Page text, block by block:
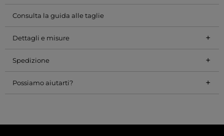
Consulta la guida alle taglie
Dettagli e misure +
Spedizione +
Possiamo aiutarti? +